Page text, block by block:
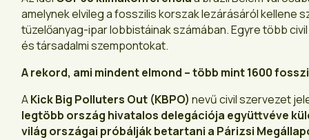
amelynek elvileg a fosszilis korszak lezárásáról kellene
tüzelőanyag-ipar lobbistáinak számában. Egyre több
és társadalmi szempontokat.
A rekord, ami mindent elmond – több mint 1600
AKick Big Polluters Out (KBPO) nevű civil szervezet
legtöbb ország hivatalos delegációja együttvéve
világ országai próbálják betartani a Párizsi